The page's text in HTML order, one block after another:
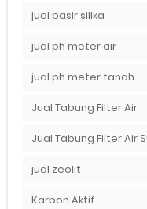
jual pasir silika
jual ph meter air
jual ph meter tanah
Jual Tabung Filter Air
jual zeolit
Karbon Aktif